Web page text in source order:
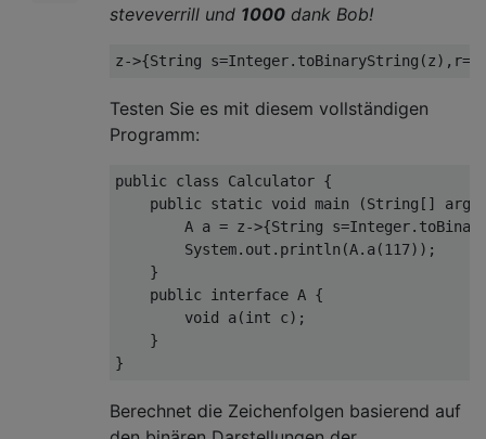
steveverrill und 1000 dank Bob!
Testen Sie es mit diesem vollständigen
Programm:
public class Calculator {
public static void main (String[]
A a = z->{String
        System.out.println(A.a(117));
    }
    public interface A {
        void a(int c);
    }
Berechnet die Zeichenfolgen basierend auf